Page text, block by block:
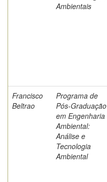
Ambientais
Francisco
Beltrao
Programa de
Pós-Graduação
em Engenharia
Ambiental:
Análise e
Tecnologia
Ambiental